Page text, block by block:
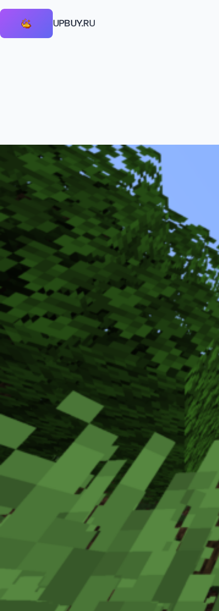
UPBUY.RU